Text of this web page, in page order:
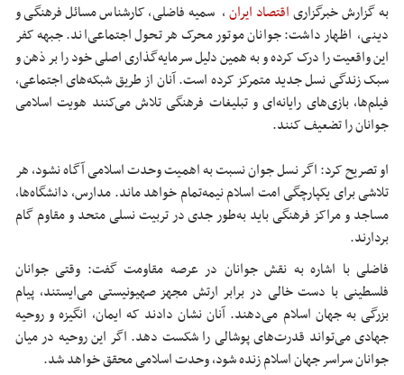
به گزارش خبرگزاریاقتصاد ایران، سمیه فاضلی، کارشناس مسائل فرهنگی و
دینی، اظهار داشت: جوانان موتور محرک هر تحول اجتماعی‌اند. جبهه کفر
این واقعیت را درک کرده و به همین دلیل سرمایه‌گذاری اصلی خود را بر ذهن و
سبک زندگی نسل جدید متمرکز کرده است. آنان از طریق شبکه‌های اجتماعی،
فیلم‌ها، بازی‌های رایانه‌ای و تبلیغات فرهنگی تلاش می‌کنند هویت اسلامی
جوانان را تضعیف کنند.
او تصریح کرد: اگر نسل جوان نسبت به اهمیت وحدت اسلامی آگاه نشود، هر
تلاشی برای یکپارچگی امت اسلام نیمه‌تمام خواهد ماند. مدارس، دانشگاه‌ها،
مساجد و مراکز فرهنگی باید به‌طور جدی در تربیت نسلی متحد و مقاوم گام
بردارند.
فاضلی با اشاره به نقش جوانان در عرصه مقاومت گفت: وقتی جوانان
فلسطینی با دست خالی در برابر ارتش مجهز صهیونیستی می‌ایستند، پیام
بزرگی به جهان اسلام می‌دهند. آنان نشان دادند که ایمان، انگیزه و روحیه
جهادی می‌تواند قدرت‌های پوشالی را شکست دهد. اگر این روحیه در میان
جوانان سراسر جهان اسلام زنده شود، وحدت اسلامی محقق خواهد شد.